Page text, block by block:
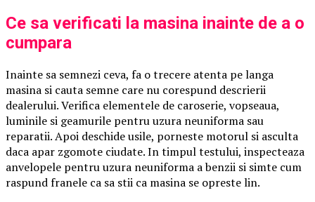
Ce sa verificati la masina inainte de a o
cumpara
Inainte sa semnezi ceva, fa o trecere atenta pe langa
masina si cauta semne care nu corespund descrierii
dealerului. Verifica elementele de caroserie, vopseaua,
luminile si geamurile pentru uzura neuniforma sau
reparatii. Apoi deschide usile, porneste motorul si asculta
daca apar zgomote ciudate. In timpul testului, inspecteaza
anvelopele pentru uzura neuniforma a benzii si simte cum
raspund franele ca sa stii ca masina se opreste lin.